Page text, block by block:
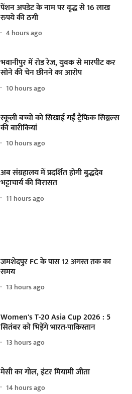
पेंशन अपडेट के नाम पर वृद्ध से 16 लाख
रुपये की ठगी
4 hours ago
भवानीपुर में रोड रेज, युवक से मारपीट कर
सोने की चेन छीनने का आरोप
10 hours ago
स्कूली बच्चों को सिखाई गईं ट्रैफिक सिग्नल्स
की बारीकियां
10 hours ago
अब संग्रहालय में प्रदर्शित होगी बुद्धदेव
भट्टाचार्य की विरासत
11 hours ago
जमशेदपुर FC के पास 12 अगस्त तक का
समय
13 hours ago
Women's T-20 Asia Cup 2026 : 5
सितंबर को भिड़ेंगे भारत-पाकिस्तान
13 hours ago
मेसी का गोल, इंटर मियामी जीता
14 hours ago